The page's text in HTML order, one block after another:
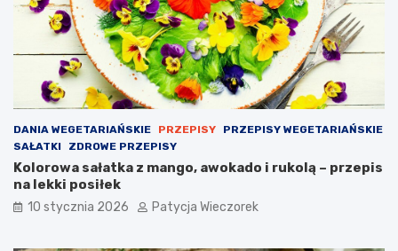
DANIA WEGETARIAŃSKIE PRZEPISY
PRZEPISY WEGETARIAŃSKIE
SAŁATKI
ZDROWE PRZEPISY
Kolorowa sałatka z mango, awokado i rukolą – przepis
na lekki posiłek
10 stycznia 2026 Patycja Wieczorek